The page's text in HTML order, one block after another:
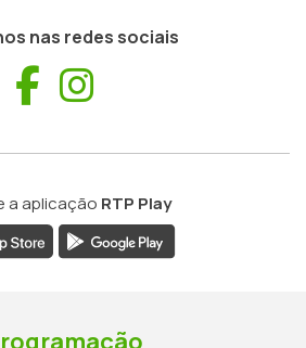
nas redes sociais
Facebook
a aplicação RTP Play